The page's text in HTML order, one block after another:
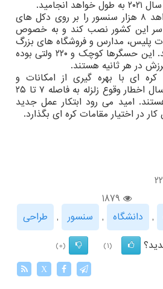
اس کی تله کام می خواهد ۸ هزار سنسور را بر روی دکل های
این کشور نصب کند و به خصوص
پلیس، مدارس و فروشگاه های بزرگ
را تحت پوشش قرار دهد. این حسگرها کوچک و ۲۲۰ ولتی بوده
در هر ثانیه هستند.
ای با بهره گیری از امکانات و
تجهیزات خود قادر به ارسال اخطار وقوع زلزله به فاصله ۷ تا ۲۵
امید می رود ابتکار عمل جدید
در اختیار مقامات کره ای بگذارد.
1879
, دانشگاه , سنسور ,
طراحی
(1)
(0)
X